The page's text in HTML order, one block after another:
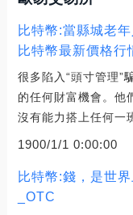
比特幣:當縣城老年
比特幣最新價格行
很多陷入“頭寸管理”
的任何財富機會。他
沒有能力搭上任何一
1900/1/1 0:00:00
比特幣:錢，是世
_OTC